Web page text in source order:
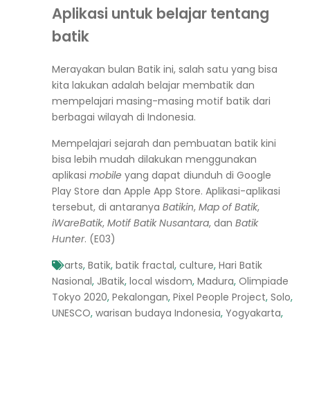
Aplikasi untuk belajar tentang
batik
Merayakan bulan Batik ini, salah satu yang bisa
kita lakukan adalah belajar membatik dan
mempelajari masing-masing motif batik dari
berbagai wilayah di Indonesia.
Mempelajari sejarah dan pembuatan batik kini
bisa lebih mudah dilakukan menggunakan
aplikasi mobile yang dapat diunduh di Google
Play Store dan Apple App Store. Aplikasi-aplikasi
tersebut, di antaranya Batikin, Map of Batik,
iWareBatik, Motif Batik Nusantara, dan Batik
Hunter. (E03)
arts, Batik, batik fractal, culture, Hari Batik
Nasional, JBatik, local wisdom, Madura, Olimpiade
Tokyo 2020, Pekalongan, Pixel People Project, Solo,
UNESCO, warisan budaya Indonesia, Yogyakarta,